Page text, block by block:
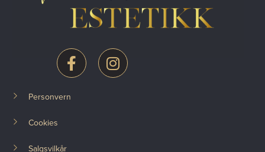
Personvern
Cookies
Salgsvilkår